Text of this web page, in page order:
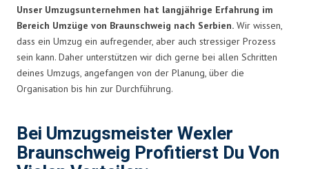
Unser Umzugsunternehmen hat langjährige Erfahrung im
Bereich Umzüge von Braunschweig nach Serbien. Wir wissen,
dass ein Umzug ein aufregender, aber auch stressiger Prozess
sein kann. Daher unterstützen wir dich gerne bei allen Schritten
deines Umzugs, angefangen von der Planung, über die
Organisation bis hin zur Durchführung.
Bei Umzugsmeister Wexler
Braunschweig Profitierst Du Von